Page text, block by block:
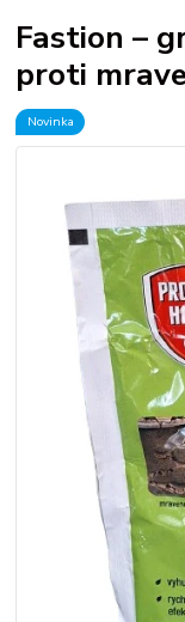
Fastion –
proti
Novinka